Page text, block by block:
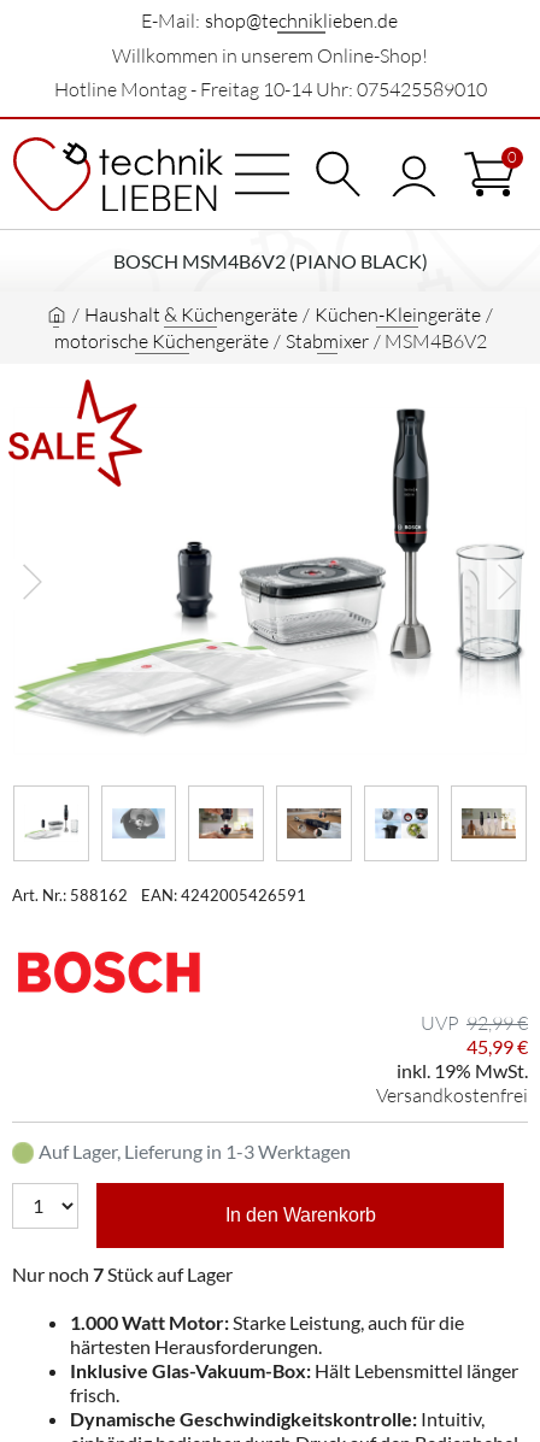
E-Mail: shop@techniklieben.de
Willkommen in unserem Online-Shop!
Hotline Montag - Freitag 10-14 Uhr: 075425589010
0
BOSCH MSM4B6V2 (PIANO BLACK)
/ Haushalt & Küchengeräte / Küchen-Kleingeräte /
motorische Küchengeräte / Stabmixer / MSM4B6V2
Art. Nr.: 588162 EAN: 4242005426591
92,99 €
45,99 €
inkl. 19% MwSt.
Versandkostenfrei
Auf Lager, Lieferung in 1-3 Werktagen
In den Warenkorb
Nur noch 7Stück auf Lager
1.000 Watt Motor:Starke Leistung, auch für die
härtesten Herausforderungen.
Inklusive Glas-Vakuum-Box: Hält Lebensmittel länger
frisch.
Dynamische Geschwindigkeitskontrolle: Intuitiv,